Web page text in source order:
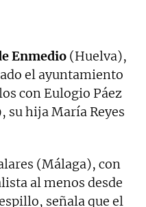
Enmedio (Huelva),
el ayuntamiento
con Eulogio Páez
su hija María Reyes
(Málaga), con
al menos desde
señala que el